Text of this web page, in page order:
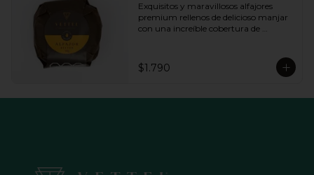
Exquisitos y maravillosos alfajores
premium rellenos de delicioso manjar
con una increíble cobertura de
$1.790